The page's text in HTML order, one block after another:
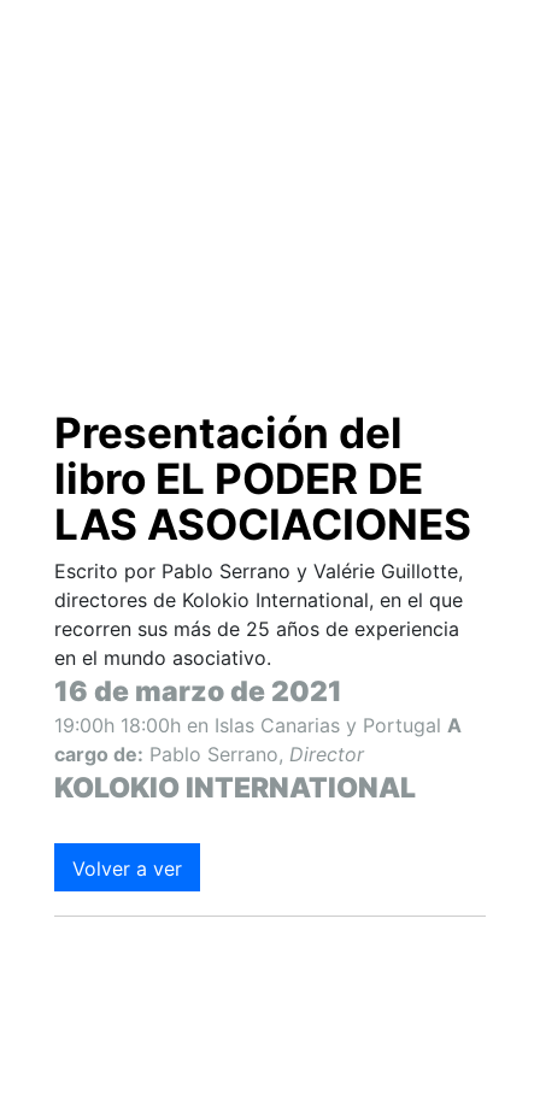
Presentación del
libro EL PODER DE
LAS ASOCIACIONES
Escrito por Pablo Serrano y Valérie Guillotte,
directores de Kolokio International, en el que
recorren sus más de 25 años de experiencia
en el mundo asociativo.
16 de marzo de 2021
19:00h 18:00h en Islas Canarias y Portugal A
cargo de: Pablo Serrano, Director
KOLOKIO INTERNATIONAL
Volver a ver